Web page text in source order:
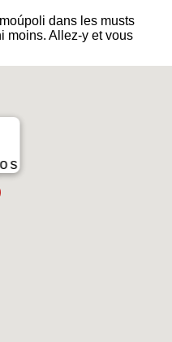
dans les musts
moins. Allez-y et vous